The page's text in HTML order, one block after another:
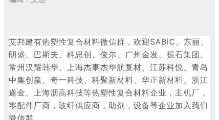
艾邦建有热塑性复合材料微信群，欢迎SABIC 、东丽、
朗盛、巴斯夫、科思创、俊尔、广州金发、振石集团、
常州汉耀韩华、上海杰事杰华航复材、江苏科悦、青岛
中集创赢、奇一科技、科聚新材料、华正新材料、浙江
遂金、上海沥高科技等热塑性复合材料企业，主机厂，
零配件厂商，玻纤供应商，助剂，设备等企业加入我们
微信群。